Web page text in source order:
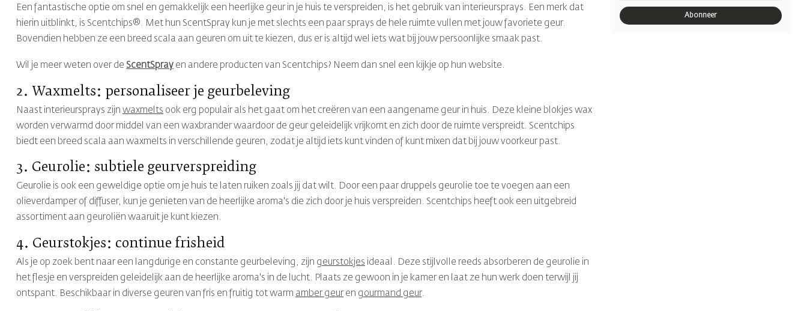
Een fantastische optie om snel en gemakkelijk een heerlijke geur in je huis te verspreiden, is het gebruik van interieursprays. Een merk dat
hierin uitblinkt, is Scentchips®. Met hun ScentSpray kun je met slechts een paar sprays de hele ruimte vullen met jouw favoriete geur.
Bovendien hebben ze een breed scala aan geuren om uit te kiezen, dus er is altijd wel iets wat bij jouw persoonlijke smaak past.
Wil je meer weten over de ScentSpray en andere producten van Scentchips? Neem dan snel een kijkje op hun website.
2. Waxmelts: personaliseer je geurbeleving
Naast interieursprays zijn waxmelts ook erg populair als het gaat om het creëren van een aangename geur in huis. Deze kleine blokjes wax
worden verwarmd door middel van een waxbrander waardoor de geur geleidelijk vrijkomt en zich door de ruimte verspreidt. Scentchips
biedt een breed scala aan waxmelts in verschillende geuren, zodat je altijd iets kunt vinden of kunt mixen dat bij jouw voorkeur past.
3. Geurolie: subtiele geurverspreiding
Geurolie is ook een geweldige optie om je huis te laten ruiken zoals jij dat wilt. Door een paar druppels geurolie toe te voegen aan een
olieverdamper of diffuser, kun je genieten van de heerlijke aroma's die zich door je huis verspreiden. Scentchips heeft ook een uitgebreid
assortiment aan geuroliën waaruit je kunt kiezen.
4. Geurstokjes: continue frisheid
Als je op zoek bent naar een langdurige en constante geurbeleving, zijn geurstokjes ideaal. Deze stijlvolle reeds absorberen de geurolie in
het flesje en verspreiden geleidelijk aan de heerlijke aroma's in de lucht. Plaats ze gewoon in je kamer en laat ze hun werk doen terwijl jij
ontspant. Beschikbaar in diverse geuren van fris en fruitig tot warm amber geuren gourmand geur.
Abonneer